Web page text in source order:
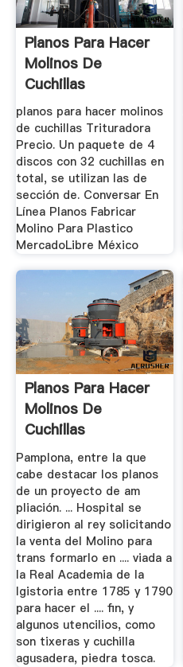
Planos Para Hacer
Molinos De
Cuchillas
planos para hacer molinos
de cuchillas Trituradora
Precio. Un paquete de 4
discos con 32 cuchillas en
total, se utilizan las de
sección de. Conversar En
Línea Planos Fabricar
Molino Para Plastico
MercadoLibre México
Planos Para Hacer
Molinos De
Cuchillas
Pamplona, entre la que
cabe destacar los planos
de un proyecto de am
pliación. ... Hospital se
dirigieron al rey solicitando
la venta del Molino para
trans formarlo en .... viada a
la Real Academia de la
Igistoria entre 1785 y 1790
para hacer el .... fin, y
algunos utencilios, como
son tixeras y cuchilla
agusadera, piedra tosca.